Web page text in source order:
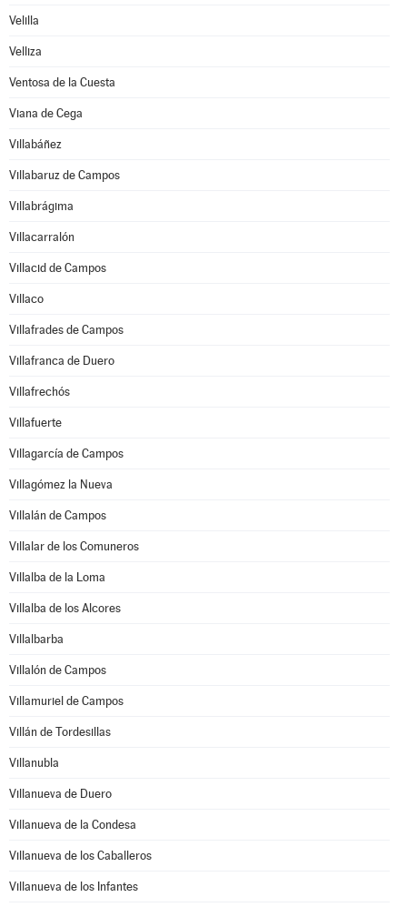
Velilla
Velliza
Ventosa de la Cuesta
Viana de Cega
Villabáñez
Villabaruz de Campos
Villabrágima
Villacarralón
Villacid de Campos
Villaco
Villafrades de Campos
Villafranca de Duero
Villafrechós
Villafuerte
Villagarcía de Campos
Villagómez la Nueva
Villalán de Campos
Villalar de los Comuneros
Villalba de la Loma
Villalba de los Alcores
Villalbarba
Villalón de Campos
Villamuriel de Campos
Villán de Tordesillas
Villanubla
Villanueva de Duero
Villanueva de la Condesa
Villanueva de los Caballeros
Villanueva de los Infantes